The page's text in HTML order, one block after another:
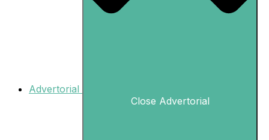
Advertorial
Close Advertorial